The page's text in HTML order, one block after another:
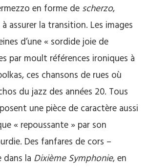
en forme de scherzo,
assurer la transition. Les images
d’une « sordide joie de
par moult références ironiques à
ces chansons de rues où
du jazz des années 20. Tous
une pièce de caractère aussi
« repoussante » par son
Des fanfares de cors –
dans la Dixième Symphonie, en